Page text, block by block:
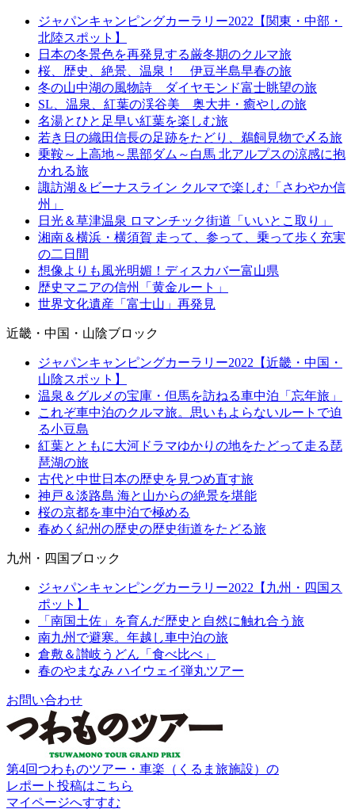
ジャパンキャンピングカーラリー2022【関東・中部・
北陸スポット】
日本の冬景色を再発見する厳冬期のクルマ旅
桜、歴史、絶景、温泉！ 伊豆半島早春の旅
冬の山中湖の風物詩 ダイヤモンド富士眺望の旅
SL、温泉、紅葉の渓谷美 奥大井・癒やしの旅
名湯とひと足早い紅葉を楽しむ旅
若き日の織田信長の足跡をたどり、鵜飼見物で〆る旅
乗鞍～上高地～黒部ダム～白馬 北アルプスの涼感に抱
かれる旅
諏訪湖＆ビーナスライン クルマで楽しむ「さわやか信
州」
日光＆草津温泉 ロマンチック街道「いいとこ取り」
湘南＆横浜・横須賀 走って、参って、乗って歩く充実
の二日間
想像よりも風光明媚！ディスカバー富山県
歴史マニアの信州「黄金ルート」
世界文化遺産「富士山」再発見
近畿・中国・山陰ブロック
ジャパンキャンピングカーラリー2022【近畿・中国・
山陰スポット】
温泉＆グルメの宝庫・但馬を訪ねる車中泊「忘年旅」
これぞ車中泊のクルマ旅。思いもよらないルートで迫
る小豆島
紅葉とともに大河ドラマゆかりの地をたどって走る琵
琶湖の旅
古代と中世日本の歴史を見つめ直す旅
神戸＆淡路島 海と山からの絶景を堪能
桜の京都を車中泊で極める
春めく紀州の歴史の歴史街道をたどる旅
九州・四国ブロック
ジャパンキャンピングカーラリー2022【九州・四国ス
ポット】
「南国土佐」を育んだ歴史と自然に触れ合う旅
南九州で避寒。年越し車中泊の旅
倉敷＆讃岐うどん「食べ比べ」
春のやまなみ ハイウェイ弾丸ツアー
お問い合わせ
第4回つわものツアー・車楽（くるま旅施設）の
レポート投稿はこちら
マイページへすすむ